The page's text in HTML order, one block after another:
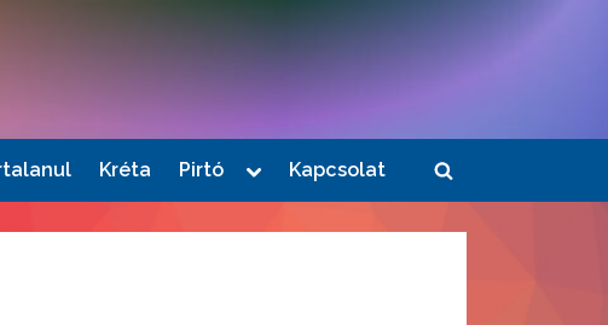
Kréta Pirtó
Toggle
menu
Kapcsolat
Toggle